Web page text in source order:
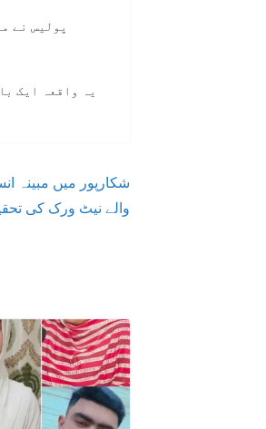
پولیس نے
یہ واقعہ ایک
شکارپور میں مبینہ
والے نیٹ ورک کی